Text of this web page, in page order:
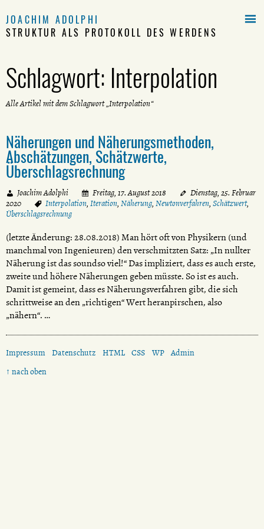
JOACHIM ADOLPHI
STRUKTUR ALS PROTOKOLL DES WERDENS
Schlagwort: Interpolation
Alle Artikel mit dem Schlagwort „Interpolation“
Näherungen und Näherungsmethoden,
Abschätzungen, Schätzwerte,
Überschlagsrechnung
Joachim Adolphi Freitag, 17. August 2018
Dienstag, 25. Februar
2020
Interpolation, Iteration, Näherung, Newtonverfahren, Schätzwert,
Überschlagsrechnung
(letzte Änderung: 28.08.2018) Man hört oft von Physikern (und
manchmal von Ingenieuren) den verschmitzten Satz: „In nullter
Näherung ist das soundso viel!“ Das impliziert, dass es auch erste,
zweite und höhere Näherungen geben müsste. So ist es auch.
Damit ist gemeint, dass es Näherungsverfahren gibt, die sich
schrittweise an den „richtigen“ Wert heranpirschen, also
„nähern“. …

Impressum Datenschutz HTML CSS WP Admin
↑ nach oben